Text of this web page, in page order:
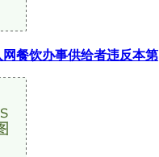
餐饮办事供给者违反本第